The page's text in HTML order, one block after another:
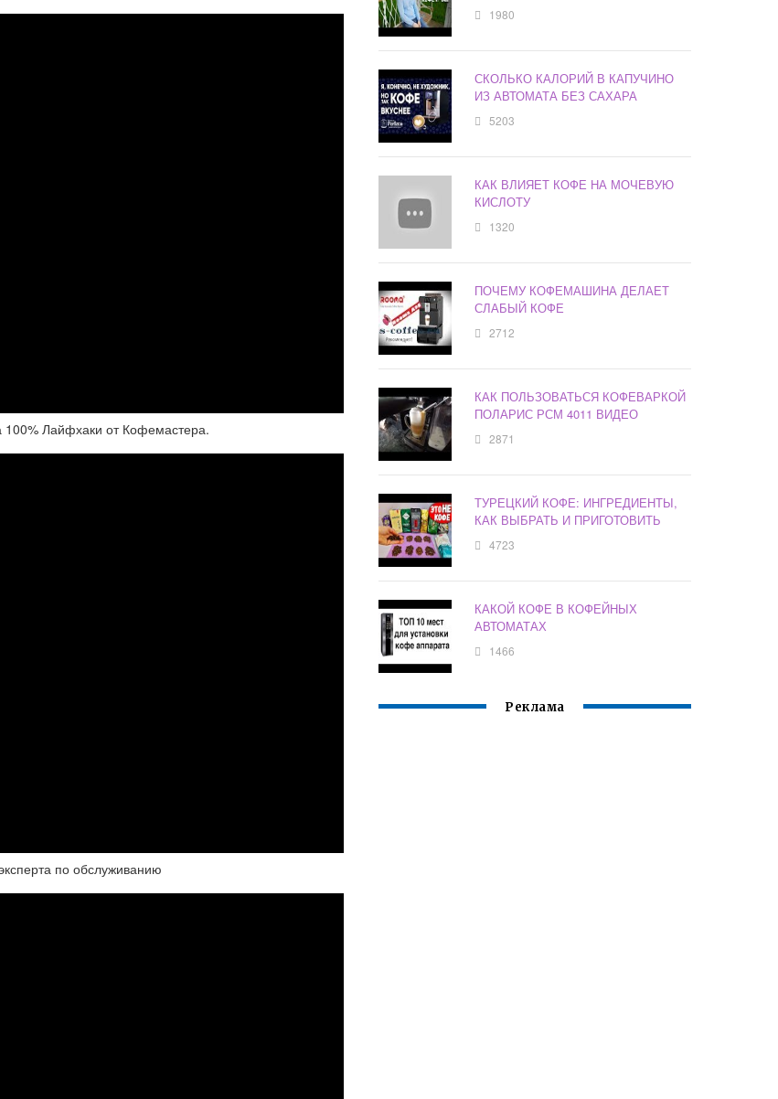
100% Лайфхаки от Кофемастера.
по обслуживанию
1980
СКОЛЬКО КАЛОРИЙ В КАПУЧИНО
ИЗ АВТОМАТА БЕЗ САХАРА
5203
КАК ВЛИЯЕТ КОФЕ НА МОЧЕВУЮ
КИСЛОТУ
1320
ПОЧЕМУ КОФЕМАШИНА ДЕЛАЕТ
СЛАБЫЙ КОФЕ
2712
КАК ПОЛЬЗОВАТЬСЯ КОФЕВАРКОЙ
ПОЛАРИС РСМ 4011 ВИДЕО
2871
ТУРЕЦКИЙ КОФЕ: ИНГРЕДИЕНТЫ,
КАК ВЫБРАТЬ И ПРИГОТОВИТЬ
4723
КАКОЙ КОФЕ В КОФЕЙНЫХ
АВТОМАТАХ
1466
Реклама